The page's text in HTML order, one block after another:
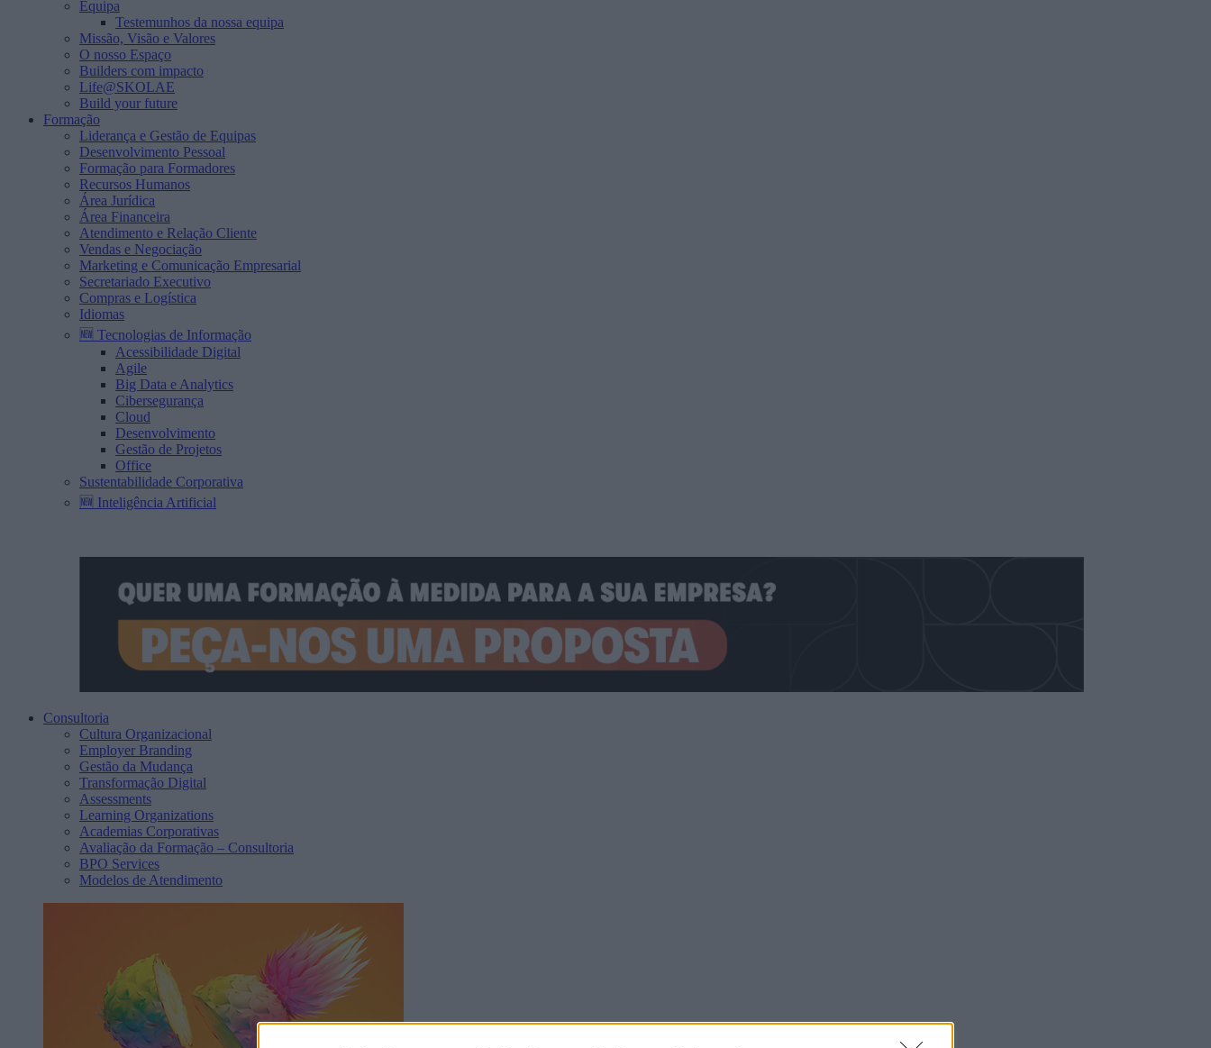
Equipa
Testemunhos da nossa equipa
Missão, Visão e Valores
O nosso Espaço
Builders com impacto
Life@SKOLAE
Build your future
Formação
Liderança e Gestão de Equipas
Desenvolvimento Pessoal
Formação para Formadores
Recursos Humanos
Área Jurídica
Área Financeira
Atendimento e Relação Cliente
Vendas e Negociação
Marketing e Comunicação Empresarial
Secretariado Executivo
Compras e Logística
Idiomas
🆕 Tecnologias de Informação
Acessibilidade Digital
Agile
Big Data e Analytics
Cibersegurança
Cloud
Desenvolvimento
Gestão de Projetos
Office
Sustentabilidade Corporativa
🆕 Inteligência Artificial
Consultoria
Cultura Organizacional
Employer Branding
Gestão da Mudança
Transformação Digital
Assessments
Learning Organizations
Academias Corporativas
Avaliação da Formação – Consultoria
BPO Services
Modelos de Atendimento